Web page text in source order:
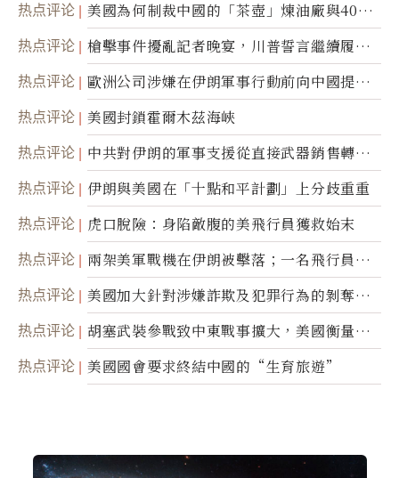
热点评论
美國為何制裁中國的「茶壺」煉油廠與40家
航運公司
热点评论
槍擊事件擾亂記者晚宴，川普誓言繼續履行
職責
热点评论
歐洲公司涉嫌在伊朗軍事行動前向中國提供
美軍基地的衛星影像
热点评论 美國封鎖霍爾木茲海峽
热点评论
中共對伊朗的軍事支援從直接武器銷售轉向
間接技術轉讓
热点评论 伊朗與美國在「十點和平計劃」上分歧重重
热点评论 虎口脫險：身陷敵腹的美飛行員獲救始末
热点评论
兩架美軍戰機在伊朗被擊落；一名飛行員失
蹤
热点评论
美國加大針對涉嫌詐欺及犯罪行為的剝奪公
民權力度
热点评论
胡塞武裝參戰致中東戰事擴大，美國衡量地
面入侵的可能性
热点评论 美國國會要求終結中國的“生育旅遊”